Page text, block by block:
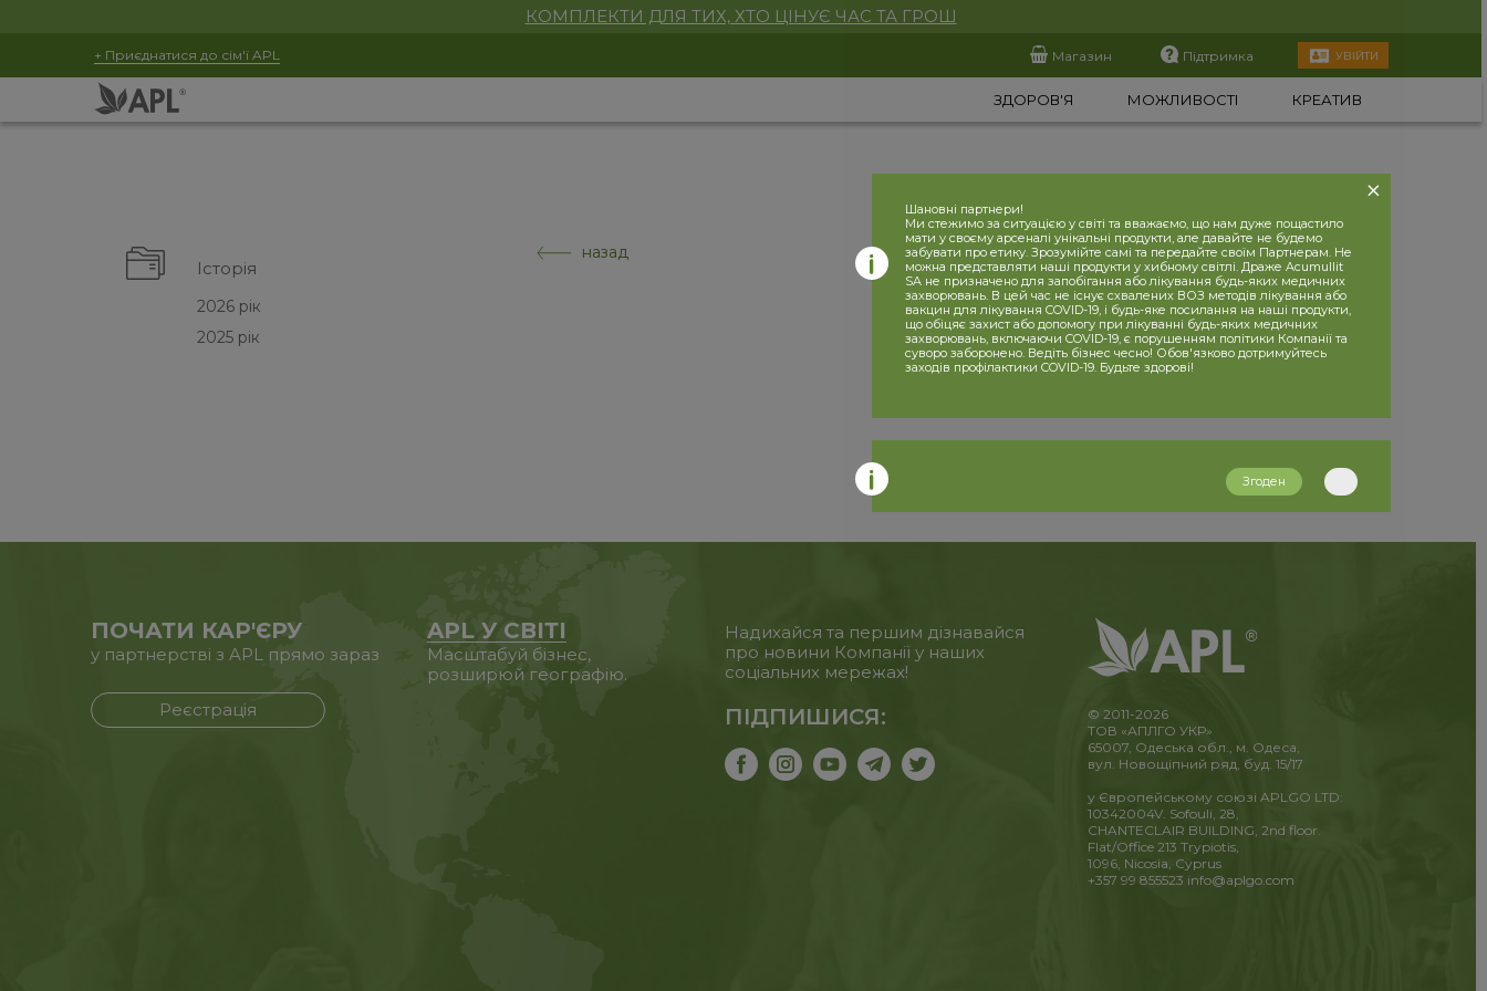
КОМПЛЕКТИ ДЛЯ ТИХ, ХТО ЦІНУЄ ЧАС ТА ГРОШ
+ Приєднатися до сім'ї APL Магазин Підтримка УВІЙТИ
ЗДОРОВ'Я МОЖЛИВОСТІ КРЕАТИВ
Історія
2026 рік
2025 рік
назад
ПОЧАТИ КАР'ЄРУ
у партнерстві з APL прямо зараз
Реєстрація
APL У СВІТІ
Масштабуй бізнес,
розширюй географію.
Надихайся та першим дізнавайся
про новини Компанії у наших
соціальних мережах!
ПІДПИШИСЯ:
© 2011-2026
ТОВ «АПЛГО УКР»
65007, Одеська обл., м. Одеса,
вул. Новощіпний ряд, буд. 15/17
у Європейському союзі APLGO LTD:
10342004V. Sofouli, 28,
CHANTECLAIR BUILDING, 2nd floor.
Flat/Office 213 Trypiotis,
1096, Nicosia, Cyprus
+357 99 855523 info@aplgo.com
Шановні партнери!
Ми стежимо за ситуацією у світі та вважаємо, що нам дуже пощастило
мати у своєму арсеналі унікальні продукти, але давайте не будемо
забувати про етику. Зрозумійте самі та передайте своїм Партнерам. Не
можна представляти наші продукти у хибному світлі. Драже Acumullit
SA не призначено для запобігання або лікування будь-яких медичних
захворювань. В цей час не існує схвалених ВОЗ методів лікування або
вакцин для лікування COVID-19, і будь-яке посилання на наші продукти,
що обіцяє захист або допомогу при лікуванні будь-яких медичних
захворювань, включаючи COVID-19, є порушенням політики Компанії та
суворо заборонено. Ведіть бізнес чесно! Обов'язково дотримуйтесь
заходів профілактики COVID-19. Будьте здорові!
Згоден